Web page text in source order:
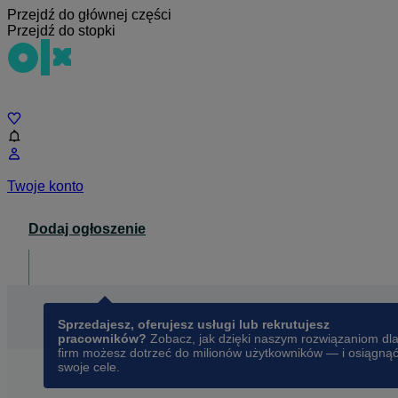
Przejdź do głównej części
Przejdź do stopki
Twoje konto
Dodaj ogłoszenie
Sprzedajesz, oferujesz usługi lub rekrutujesz
pracowników? Zobacz, jak dzięki naszym rozwiązaniom dla
firm możesz dotrzeć do milionów użytkowników — i osiągnąć
swoje cele.